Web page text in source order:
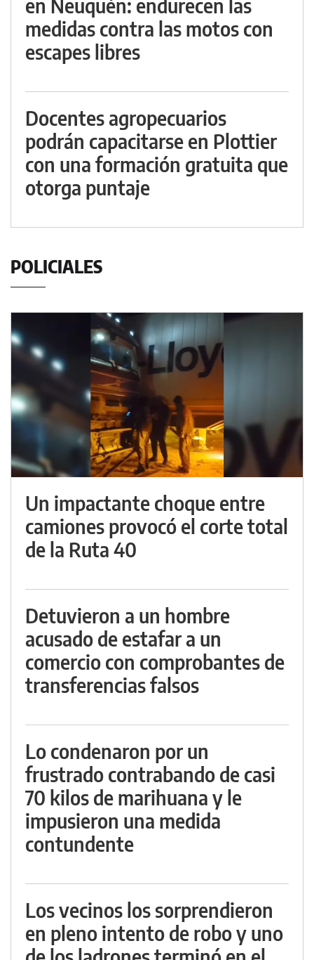
en Neuquén: endurecen las
medidas contra las motos con
escapes libres
Docentes agropecuarios
podrán capacitarse en Plottier
con una formación gratuita que
otorga puntaje
POLICIALES
Un impactante choque entre
camiones provocó el corte total
de la Ruta 40
Detuvieron a un hombre
acusado de estafar a un
comercio con comprobantes de
transferencias falsos
Lo condenaron por un
frustrado contrabando de casi
70 kilos de marihuana y le
impusieron una medida
contundente
Los vecinos los sorprendieron
en pleno intento de robo y uno